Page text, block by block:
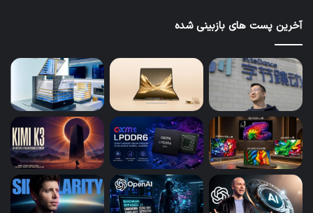
آخرین پست های بازبینی شده